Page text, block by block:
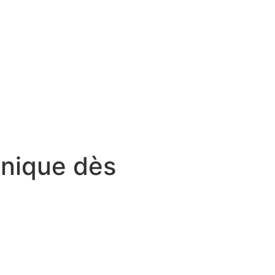
dès